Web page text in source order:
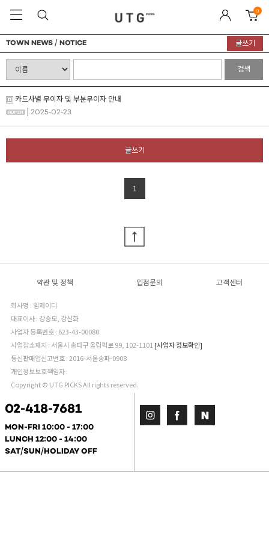
0
TOWN NEWS / NOTICE 글쓰기
검색
카드사별 무이자 및 부분무이자 안내
| 2025-02-23
글쓰기
1
약관 및 정책 입점문의 고객센터
회사명 : 엠제이디
대표이사 : 강승모, 강신화
사업자 등록번호 : 623-43-00080
사업장소재지 : 서울시 송파구 올림픽로 99, 102-1101[사업자 정보확인]
통신판매업신고번호 : 2016-서울송파-0908
개인정보보호책임자 :
Copyright © UTG PICKS All rights reserved.
02-418-7681
MON-FRI 10:00 - 17:00
LUNCH 12:00 - 14:00
SAT/SUN/HOLIDAY OFF